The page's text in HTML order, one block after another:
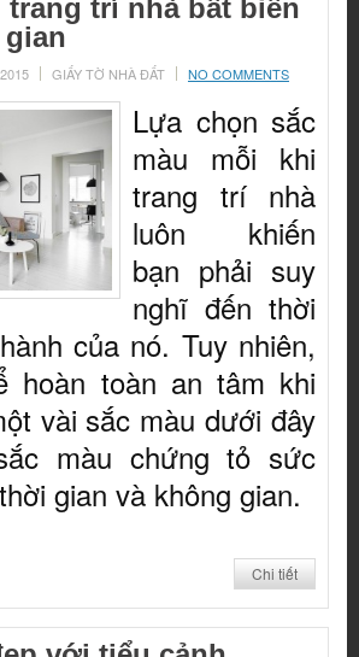
trang trí nhà bất biến
GIẤY TỜ NHÀ ĐẤT NO COMMENTS
Lựa chọn sắc
màu mỗi khi
trang trí nhà
luôn khiến
bạn phải suy
nghĩ đến thời
của nó. Tuy nhiên,
hoàn toàn an tâm khi
vài sắc màu dưới đây
màu chứng tỏ sức
gian và không gian.
Chi tiết